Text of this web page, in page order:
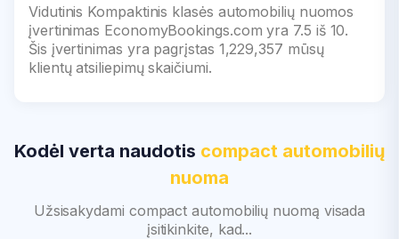
Vidutinis Kompaktinis klasės automobilių nuomos
įvertinimas EconomyBookings.com yra 7.5 iš 10.
Šis įvertinimas yra pagrįstas 1,229,357 mūsų
klientų atsiliepimų skaičiumi.
Kodėl verta naudotis compact automobilių
nuoma
Užsisakydami compact automobilių nuomą visada
įsitikinkite, kad...